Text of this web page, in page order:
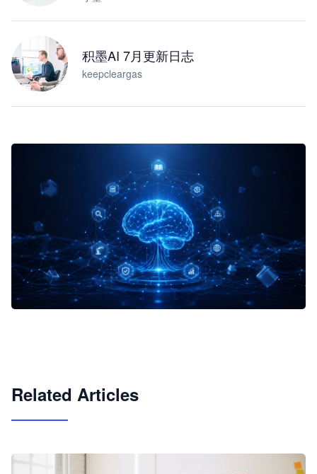
积墨AI 7月更新日志
keepcleargas
Related Articles